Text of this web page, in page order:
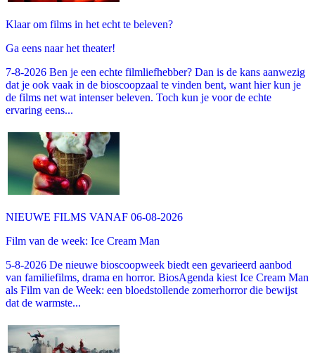
Klaar om films in het echt te beleven?
Ga eens naar het theater!
7-8-2026 Ben je een echte filmliefhebber? Dan is de kans aanwezig
dat je ook vaak in de bioscoopzaal te vinden bent, want hier kun je
de films net wat intenser beleven. Toch kun je voor de echte
ervaring eens...
NIEUWE FILMS VANAF 06-08-2026
Film van de week: Ice Cream Man
5-8-2026 De nieuwe bioscoopweek biedt een gevarieerd aanbod
van familiefilms, drama en horror. BiosAgenda kiest Ice Cream Man
als Film van de Week: een bloedstollende zomerhorror die bewijst
dat de warmste...